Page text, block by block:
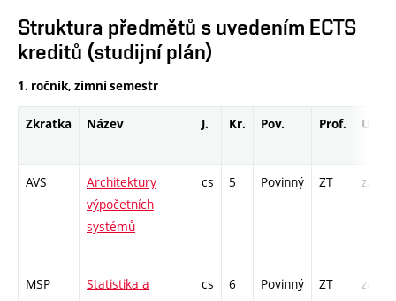
Struktura předmětů s uvedením ECTS
kreditů (studijní plán)
1. ročník, zimní semestr
Zkratka Název J. Kr. Pov. Prof. Uk.
AVS
Architektury
výpočetních
systémů
cs 5 Povinný ZT zá,zk
MSP
Statistika a
cs 6 Povinný ZT zá,zk